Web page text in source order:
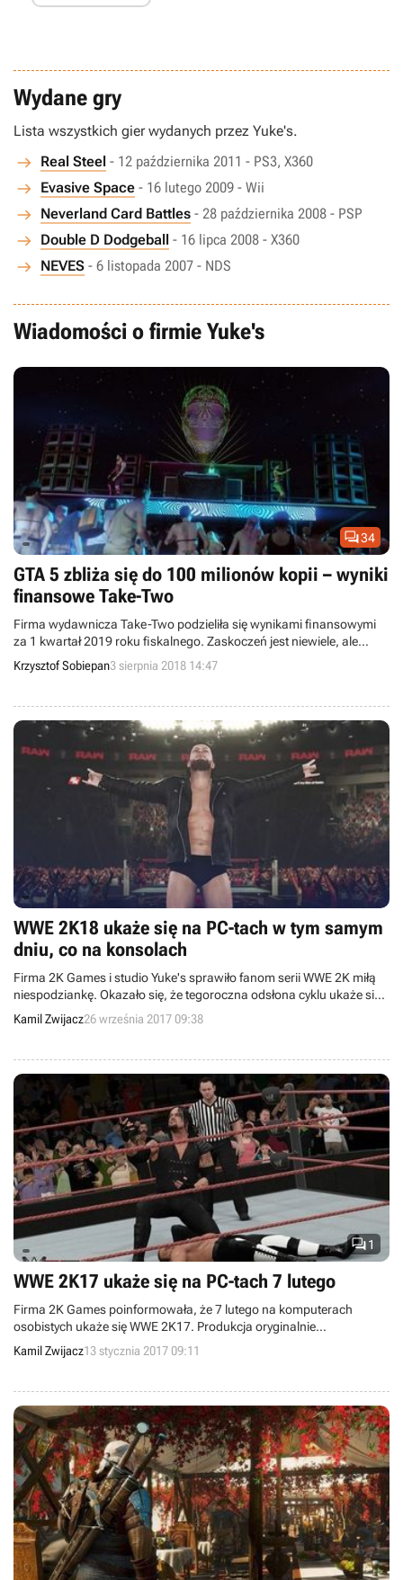
Wydane gry
Lista wszystkich gier wydanych przez Yuke's.
Real Steel - 12 października 2011 - PS3, X360
Evasive Space - 16 lutego 2009 - Wii
Neverland Card Battles - 28 października 2008 - PSP
Double D Dodgeball - 16 lipca 2008 - X360
NEVES - 6 listopada 2007 - NDS
Wiadomości o firmie Yuke's
34
GTA 5 zbliża się do 100 milionów kopii – wyniki
finansowe Take-Two
Firma wydawnicza Take-Two podzieliła się wynikami finansowymi
za 1 kwartał 2019 roku fiskalnego. Zaskoczeń jest niewiele, ale
swoje wyniki ciągle poprawiają GTA V, GTA Online i NBA 2K18.
Mimo ogólnego spadku przychodów w siłę rośnie dystrybucja
Krzysztof Sobiepan3 sierpnia 2018 14:47
WWE 2K18 ukaże się na PC-tach w tym samym
dniu, co na konsolach
Firma 2K Games i studio Yuke's sprawiło fanom serii WWE 2K miłą
niespodziankę. Okazało się, że tegoroczna odsłona cyklu ukaże się
na PC-tach w tym samym dniu, co na konsolach PlayStation 4 i Xbox
Kamil Zwijacz26 września 2017 09:38
1
WWE 2K17 ukaże się na PC-tach 7 lutego
Firma 2K Games poinformowała, że 7 lutego na komputerach
osobistych ukaże się WWE 2K17. Produkcja oryginalnie
zadebiutowała w październiku 2016 roku na konsolach Xbox One,
PlayStation 4, Xbox 360 oraz PlayStation 3.
Kamil Zwijacz13 stycznia 2017 09:11